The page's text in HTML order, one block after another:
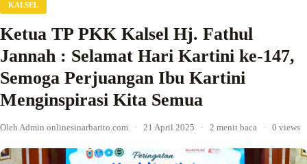
KALSEL
Ketua TP PKK Kalsel Hj. Fathul
Jannah : Selamat Hari Kartini ke-147,
Semoga Perjuangan Ibu Kartini
Menginspirasi Kita Semua
Oleh Admin onlinesinarbarito.com · 21 April 2025 · 2 menit baca · 0 views